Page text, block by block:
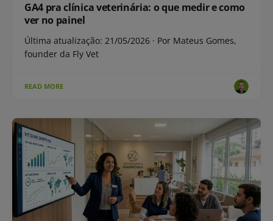
GA4 pra clínica veterinária: o que medir e como
ver no painel
Última atualização: 21/05/2026 · Por Mateus Gomes,
founder da Fly Vet
READ MORE